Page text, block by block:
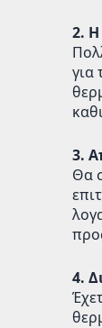
2.
για
3.
Θα
4.